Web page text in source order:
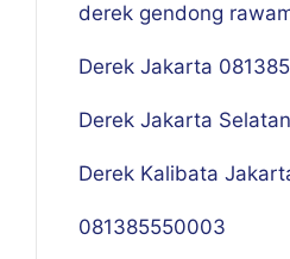
derek gendong
Derek Jakarta
Derek Jakarta
Derek Kalibata
081385550003